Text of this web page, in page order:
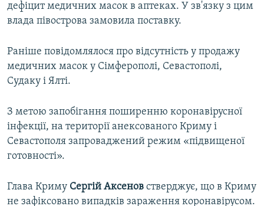
дефіцит медичних масок в аптеках. У зв'язку з цим
влада півострова замовила поставку.
Раніше повідомлялося про відсутність у продажу
медичних масок у Сімферополі, Севастополі,
Судаку і Ялті.
З метою запобігання поширенню коронавірусної
інфекції, на території анексованого Криму і
Севастополя запроваджений режим «підвищеної
готовності».
Глава Криму Сергій Аксенов стверджує, що в Криму
не зафіксовано випадків зараження коронавірусом.